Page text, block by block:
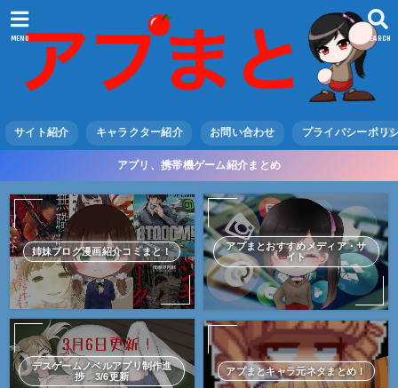
SEARCH
MENU
サイト紹介 キャラクター紹介 お問い合わせ プライバシーポリ
アプリ、携帯機ゲーム紹介まとめ
姉妹ブログ漫画紹介コミまと！
アプまとおすすめメディア・サ
イト
デスゲームノベルアプリ制作進
捗 3/6更新
アプまとキャラ元ネタまとめ！